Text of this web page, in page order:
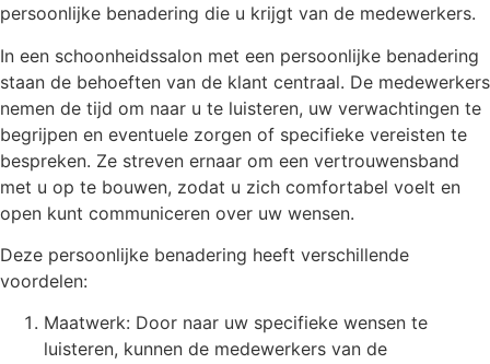
persoonlijke benadering die u krijgt van de medewerkers.
In een schoonheidssalon met een persoonlijke benadering
staan de behoeften van de klant centraal. De medewerkers
nemen de tijd om naar u te luisteren, uw verwachtingen te
begrijpen en eventuele zorgen of specifieke vereisten te
bespreken. Ze streven ernaar om een vertrouwensband
met u op te bouwen, zodat u zich comfortabel voelt en
open kunt communiceren over uw wensen.
Deze persoonlijke benadering heeft verschillende
voordelen:
Maatwerk: Door naar uw specifieke wensen te
luisteren, kunnen de medewerkers van de